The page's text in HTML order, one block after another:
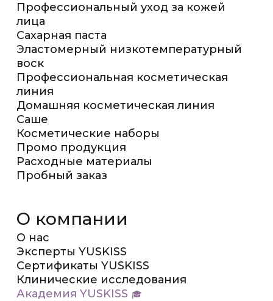
Профессиональный уход за кожей
лица
Сахарная паста
Эластомерный низкотемпературный
воск
Профессиональная косметическая
линия
Домашняя косметическая линия
Саше
Косметические наборы
Промо продукция
Расходные материалы
Пробный заказ
О компании
О нас
Эксперты YUSKISS
Сертификаты YUSKISS
Клинические исследования
Академия YUSKISS